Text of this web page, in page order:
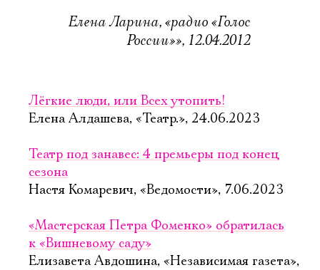
Елена Ларина, «радио «Голос
России»», 12.04.2012
Лёгкие люди, или Всех утопить!
Елена Алдашева, «Театр.», 24.06.2023
Театр под занавес: 4 премьеры под конец
сезона
Настя Комаревич, «Ведомости», 7.06.2023
«Мастерская Петра Фоменко» обратилась
к «Вишневому саду»
Елизавета Авдошина, «Независимая газета»,